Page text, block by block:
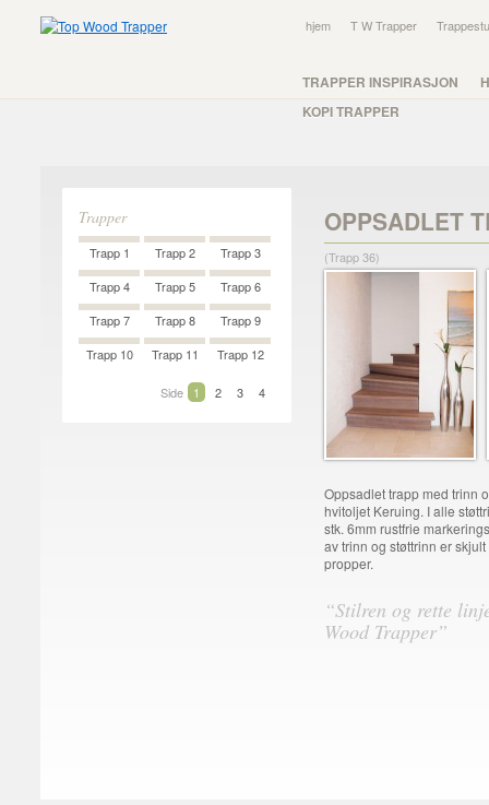
hjem T W Trapper
TRAPPER INSPIRASJON
KOPI TRAPPER
Trapper
Trapp 1 Trapp 2
Trapp 3
Trapp 4
Trapp 5
Trapp 6
Trapp 7
Trapp 8
Trapp 9
Trapp 10
Trapp 11 Trapp 12
Side 1 2 3 4
OPPSADLET
(Trapp 36)
Oppsadlet trapp med trinn
hvitoljet Keruing. I alle
stk. 6mm rustfrie
av trinn og støttrinn er
propper.
“Stilren og rette
Wood Trapper”